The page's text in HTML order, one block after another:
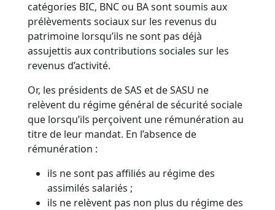
catégories BIC, BNC ou BA sont soumis aux
prélèvements sociaux sur les revenus du
patrimoine lorsqu’ils ne sont pas déjà
assujettis aux contributions sociales sur les
revenus d’activité.
Or, les présidents de SAS et de SASU ne
relèvent du régime général de sécurité sociale
que lorsqu’ils perçoivent une rémunération au
titre de leur mandat. En l’absence de
rémunération :
ils ne sont pas affiliés au régime des
assimilés salariés ;
ils ne relèvent pas non plus du régime des